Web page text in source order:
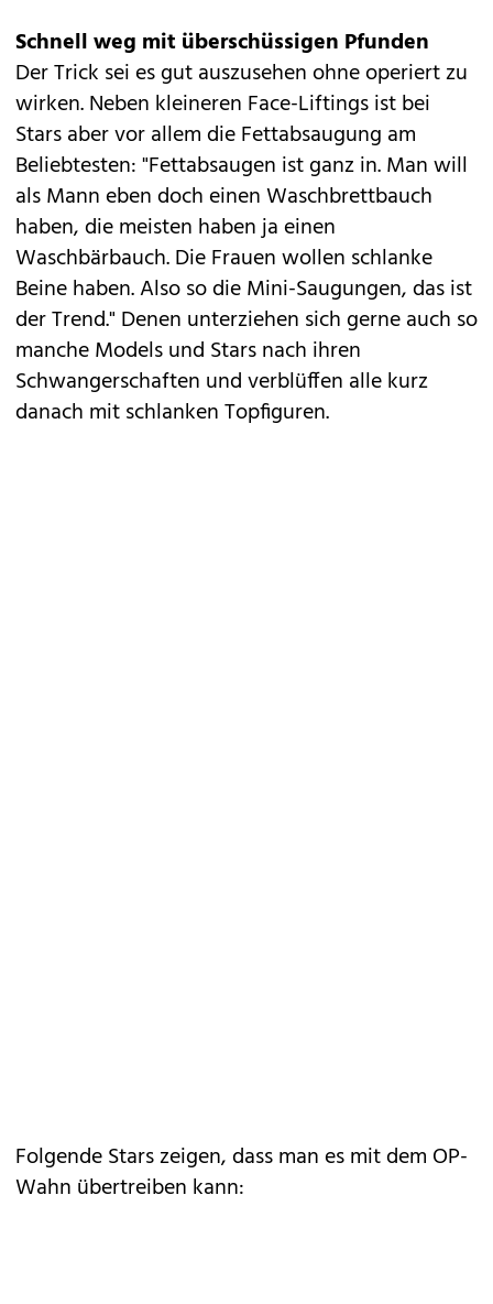
Schnell weg mit überschüssigen Pfunden
Der Trick sei es gut auszusehen ohne operiert zu
wirken. Neben kleineren Face-Liftings ist bei
Stars aber vor allem die Fettabsaugung am
Beliebtesten: "Fettabsaugen ist ganz in. Man will
als Mann eben doch einen Waschbrettbauch
haben, die meisten haben ja einen
Waschbärbauch. Die Frauen wollen schlanke
Beine haben. Also so die Mini-Saugungen, das ist
der Trend." Denen unterziehen sich gerne auch so
manche Models und Stars nach ihren
Schwangerschaften und verblüffen alle kurz
danach mit schlanken Topfiguren.
Folgende Stars zeigen, dass man es mit dem OP-
Wahn übertreiben kann: